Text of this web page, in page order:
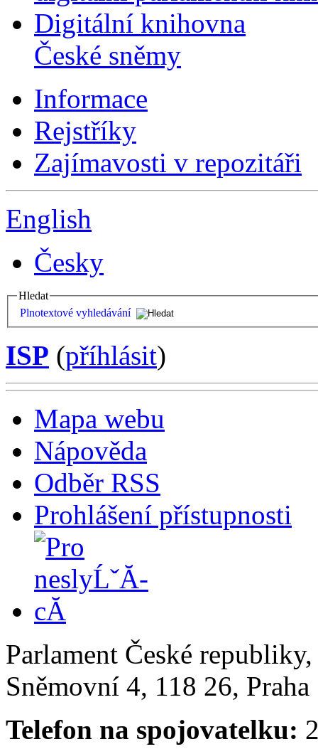
Digitální knihovna
České sněmy
Informace
Rejstříky
Zajímavosti v repozitáři
English
Česky
Hledat
Plnotextové vyhledávání
ISP (příhlásit)
Mapa webu
Nápověda
Odběr RSS
Prohlášení přístupnosti
Parlament České
Sněmovní 4, 118 26,
Telefon na spojovatelku: